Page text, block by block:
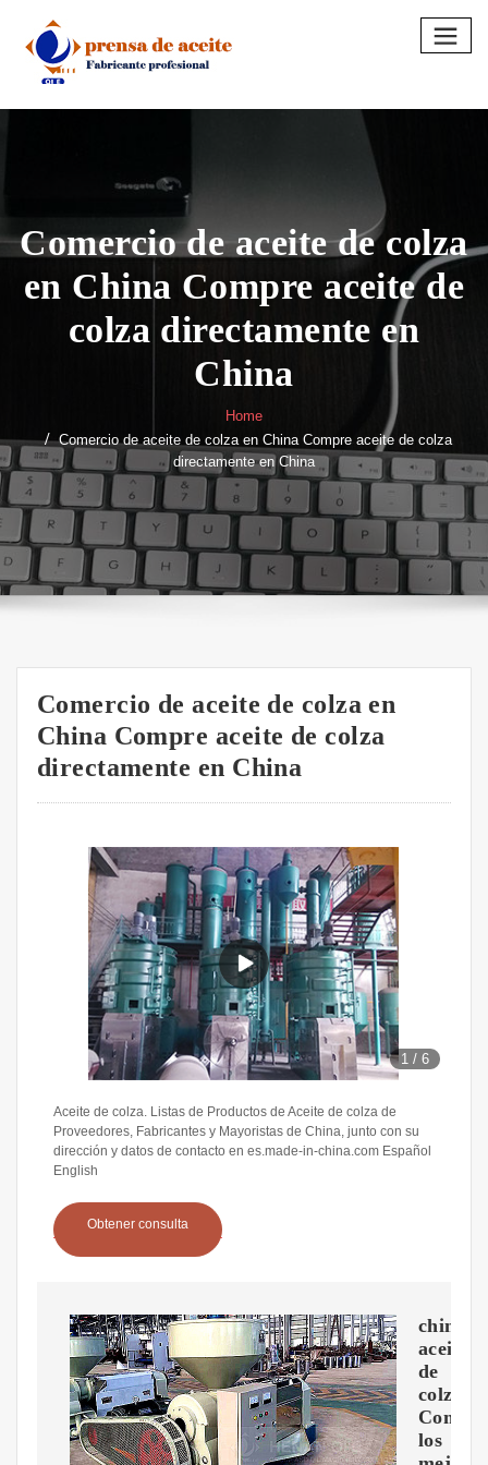
content
Comercio de aceite de colza
en China Compre aceite de
colza directamente en
China
Home
Comercio de aceite de colza en China Compre aceite de colza
directamente en China
Comercio de aceite de colza en
China Compre aceite de colza
directamente en China
1 /6
Aceite de colza. Listas de Productos de Aceite de colza de
Proveedores, Fabricantes y Mayoristas de China, junto con su
dirección y datos de contacto en es.made-in-china.com Español
English
Obtener consulta
china
aceite
de
colza.,
los